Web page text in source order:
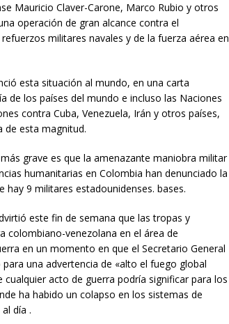
Mauricio Claver-Carone, Marco Rubio y otros
operación de gran alcance contra el
militares navales y de la fuerza aérea en
esta situación al mundo, en una carta
de los países del mundo e incluso las Naciones
contra Cuba, Venezuela, Irán y otros países,
de esta magnitud.
grave es que la amenazante maniobra militar
humanitarias en Colombia han denunciado la
9 militares estadounidenses. bases.
este fin de semana que las tropas y
colombiano-venezolana en el área de
en un momento en que el Secretario General
una advertencia de «alto el fuego global
acto de guerra podría significar para los
ha habido un colapso en los sistemas de
día .